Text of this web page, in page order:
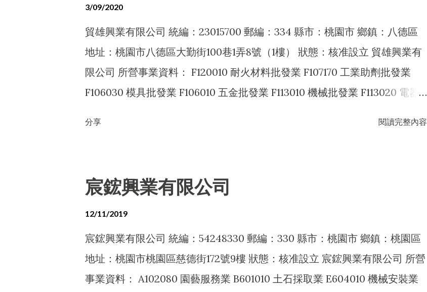
業 F399040 無店面零售業 F401010 國際貿易業 H703090 不動產買賣業
H703100 不動產租賃業 I401010 一般廣告服務業 I401020 廣告傳單分送業
I501010 產品設計業 IZ12010 人力派遣業 J101030 廢棄物清除業 JA02010 電器
及電子產品修理業 ZZ99999 除許可業務外，得經營法令非禁止或限制之業務
3/09/2020
貿雄興業有限公司 統編：23015700 郵編：334 縣市：桃園市 鄉鎮：八德區
地址：桃園市八德區大勤街100巷1弄8號（1樓） 狀態：核准設立 貿雄興業有
限公司 所營事業資料： F120010 耐火材料批發業 F107170 工業助劑批發業
F106030 模具批發業 F106010 五金批發業 F113010 機械批發業 F113020 電器
易業 ZZ99999 除許可業務外，得經營法令非禁止或限制之業務
分享 閱讀完整內容
宸鋐興業有限公司
12/11/2019
宸鋐興業有限公司 統編：54248330 郵編：330 縣市：桃園市 鄉鎮：桃園區
地址：桃園市桃園區慈德街172號9樓 狀態：核准設立 宸鋐興業有限公司 所營
事業資料： A102080 園藝服務業 B601010 土石採取業 E604010 機械安裝業